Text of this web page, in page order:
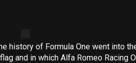
history of Formula One went into
and in which Alfa Romeo Racing